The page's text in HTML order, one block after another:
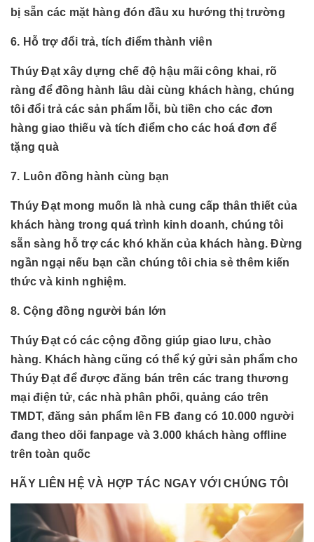
bị sẵn các mặt hàng đón đầu xu hướng thị trường
6. Hỗ trợ đổi trả, tích điểm thành viên
Thúy Đạt xây dựng chế độ hậu mãi công khai, rõ
ràng để đồng hành lâu dài cùng khách hàng, chúng
tôi đổi trả các sản phẩm lỗi, bù tiền cho các đơn
hàng giao thiếu và tích điểm cho các hoá đơn để
tặng quà
7. Luôn đồng hành cùng bạn
Thúy Đạt mong muốn là nhà cung cấp thân thiết của
khách hàng trong quá trình kinh doanh, chúng tôi
sẵn sàng hỗ trợ các khó khăn của khách hàng. Đừng
ngần ngại nếu bạn cần chúng tôi chia sẻ thêm kiến
thức và kinh nghiệm.
8. Cộng đồng người bán lớn
Thúy Đạt có các cộng đồng giúp giao lưu, chào
hàng. Khách hàng cũng có thể ký gửi sản phẩm cho
Thúy Đạt để được đăng bán trên các trang thương
mại điện tử, các nhà phân phối, quảng cáo trên
TMDT, đăng sản phẩm lên FB đang có 10.000 người
đang theo dõi fanpage và 3.000 khách hàng offline
trên toàn quốc
HÃY LIÊN HỆ VÀ HỢP TÁC NGAY VỚI CHÚNG TÔI